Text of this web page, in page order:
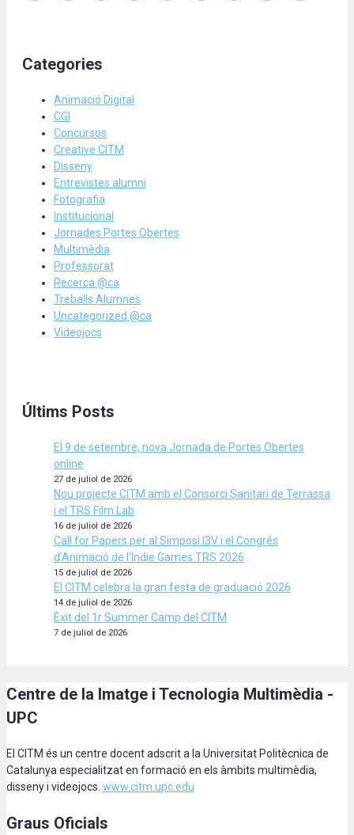
Categories
Animació Digital
CGI
Concursos
Creative CITM
Disseny
Entrevistes alumni
Fotografia
Institucional
Jornades Portes Obertes
Multimèdia
Professorat
Recerca @ca
Treballs Alumnes
Uncategorized @ca
Videojocs
Últims Posts
El 9 de setembre, nova Jornada de Portes Obertes
online
27 de juliol de 2026
Nou projecte CITM amb el Consorci Sanitari de Terrassa
i el TRS Film Lab
16 de juliol de 2026
Call for Papers per al Simposi I3V i el Congrés
d’Animació de l’Indie Games TRS 2026
15 de juliol de 2026
El CITM celebra la gran festa de graduació 2026
14 de juliol de 2026
Èxit del 1r Summer Camp del CITM
7 de juliol de 2026
Centre de la Imatge i Tecnologia Multimèdia -
UPC
El CITM és un centre docent adscrit a la Universitat Politècnica de
Catalunya especialitzat en formació en els àmbits multimèdia,
disseny i videojocs. www.citm.upc.edu
Graus Oficials